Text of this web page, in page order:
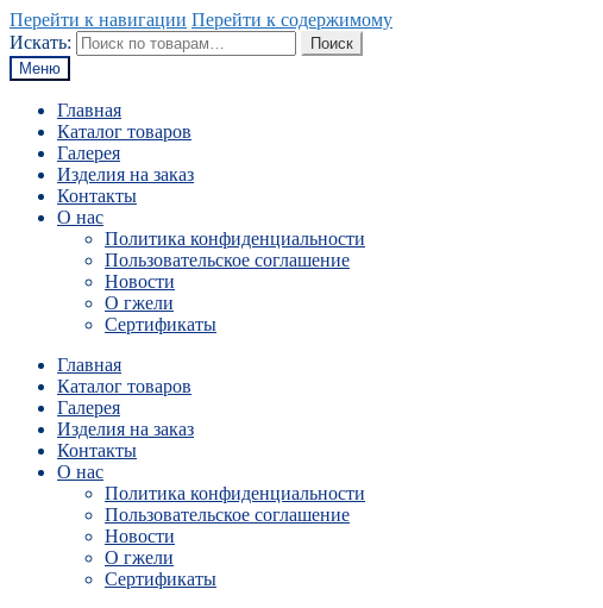
Перейти к навигации Перейти к содержимому
Искать:
Поиск
Меню
Главная
Каталог товаров
Галерея
Изделия на заказ
Контакты
О нас
Политика конфиденциальности
Пользовательское соглашение
Новости
О гжели
Сертификаты
Главная
Каталог товаров
Галерея
Изделия на заказ
Контакты
О нас
Политика конфиденциальности
Пользовательское соглашение
Новости
О гжели
Сертификаты